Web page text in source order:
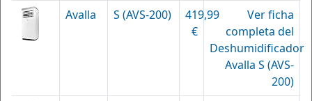
Avalla
S (AVS-200)
419,99
€
Ver ficha
completa del
Deshumidificador
Avalla S (AVS-
200)